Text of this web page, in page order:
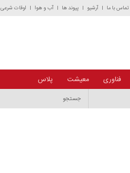
تماس با ما آرشیو پیوند ها آب و هوا اوقات شرعی
فناوری معیشت پلاس